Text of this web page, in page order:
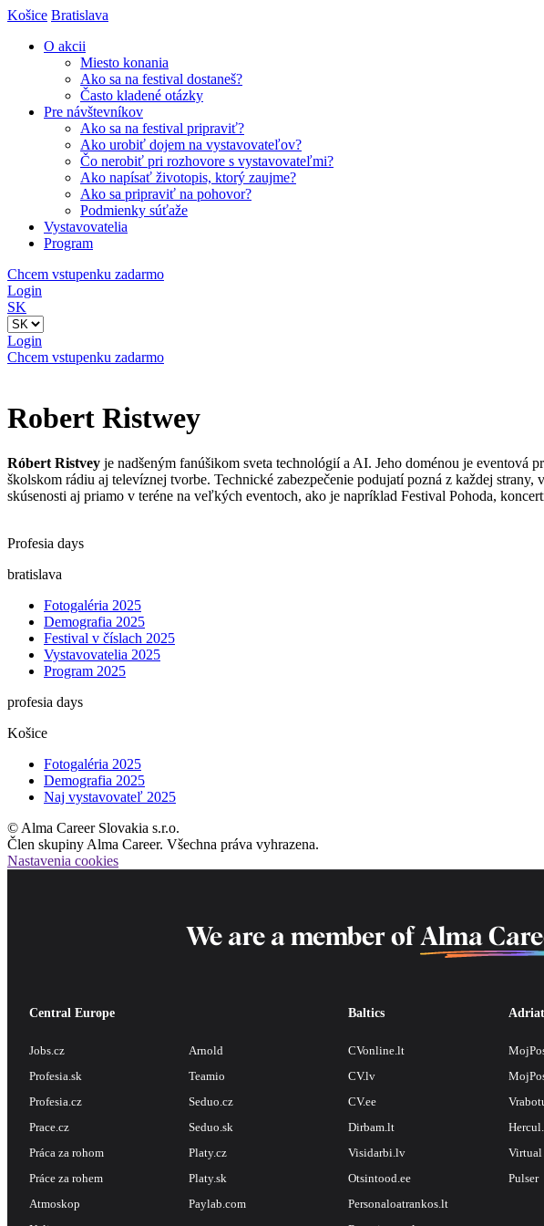
Košice Bratislava
O akcii
Miesto konania
Ako sa na festival dostaneš?
Často kladené otázky
Pre návštevníkov
Ako sa na festival pripraviť?
Ako urobiť dojem na vystavovateľov?
Čo nerobiť pri rozhovore s vystavovateľmi?
Ako napísať životopis, ktorý zaujme?
Ako sa pripraviť na pohovor?
Podmienky súťaže
Vystavovatelia
Program
Chcem vstupenku zadarmo
Login
SK
Login
Chcem vstupenku zadarmo
Robert Ristwey
Róbert Ristvey je nadšeným fanúšikom sveta technológií a AI. Jeho doménou je
školskom rádiu aj televíznej tvorbe. Technické zabezpečenie podujatí pozná z každej
skúsenosti aj priamo v teréne na veľkých eventoch, ako je napríklad Festival Pohoda,
Profesia days
bratislava
Fotogaléria 2025
Demografia 2025
Festival v číslach 2025
Vystavovatelia 2025
Program 2025
profesia days
Košice
Fotogaléria 2025
Demografia 2025
Naj vystavovateľ 2025
© Alma Career Slovakia s.r.o.
Člen skupiny Alma Career. Všechna práva vyhrazena.
Nastavenia cookies
We are a member of Alma
Central Europe
Jobs.cz
Profesia.sk
Profesia.cz
Prace.cz
Práca za rohom
Práce za rohem
Atmoskop
Arnold
Teamio
Seduo.cz
Seduo.sk
Platy.cz
Platy.sk
Paylab.com
Baltics
CVonline.lt
CV.lv
CV.ee
Dirbam.lt
Visidarbi.lv
Otsintood.ee
Personaloatrankos.lt
Pulser